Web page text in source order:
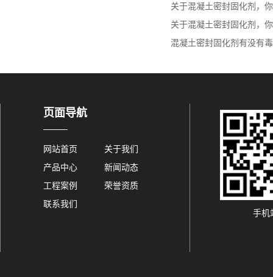
关于混凝土密封固化剂，
关于混凝土密封固化剂，
混凝土密封固化剂有没有
页面导航
网站首页
关于我们
产品中心
新闻动态
工程案例
荣誉资质
联系我们
手机